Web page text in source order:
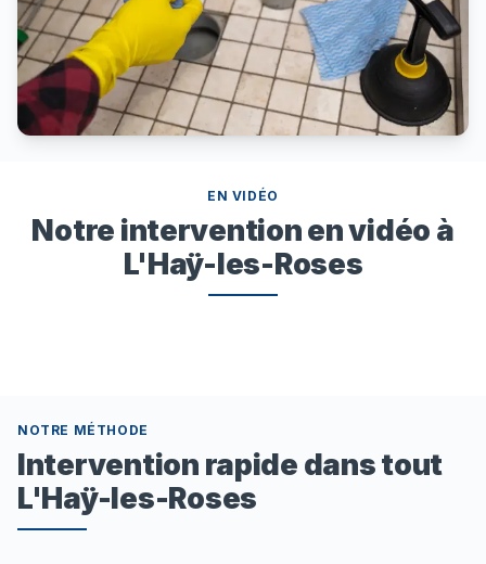
EN VIDÉO
Notre intervention en vidéo à
L'Haÿ-les-Roses
NOTRE MÉTHODE
Intervention rapide dans tout
L'Haÿ-les-Roses